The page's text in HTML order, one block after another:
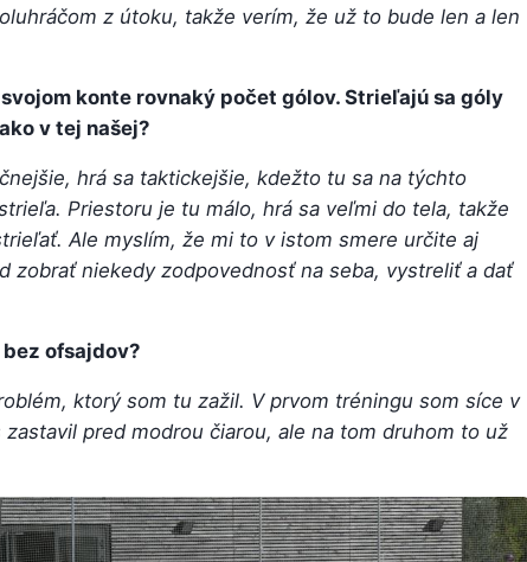
z útoku, takže verím, že už to bude len a len
konte rovnaký počet gólov. Strieľajú sa góly
v tej našej?
hrá sa taktickejšie, kdežto tu sa na týchto
Priestoru je tu málo, hrá sa veľmi do tela, takže
Ale myslím, že mi to v istom smere určite aj
zobrať niekedy zodpovednosť na seba, vystreliť a dať
ofsajdov?
ktorý som tu zažil. V prvom tréningu som síce v
pred modrou čiarou, ale na tom druhom to už